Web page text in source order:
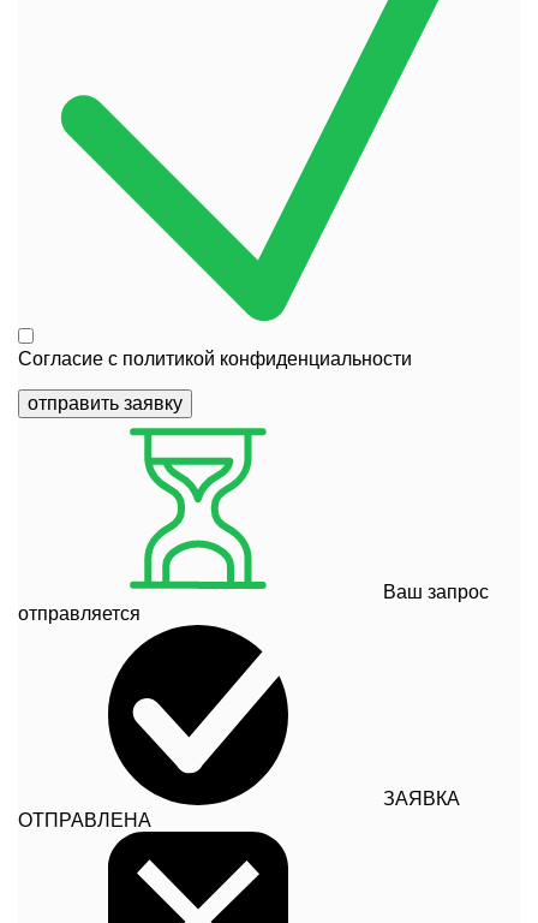
Согласие с политикой конфиденциальности
отправить заявку
Ваш запрос
отправляется
ЗАЯВКА
ОТПРАВЛЕНА